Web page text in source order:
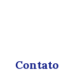
Contato